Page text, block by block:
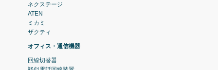
ネクステージ
ATEN
ミカミ
ザクティ
オフィス・通信機器
回線切替器